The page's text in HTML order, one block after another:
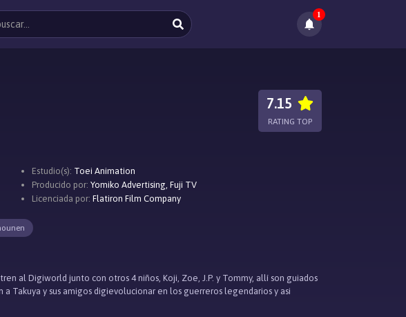
1
7.15
RATING TOP
Estudio(s): Toei Animation
Producido por: Yomiko Advertising, Fuji TV
Licenciada por: Flatiron Film Company
al Digiworld junto con otros 4 niños, Koji, Zoe, J.P. y Tommy, allí son guiados
Takuya y sus amigos digievolucionar en los guerreros legendarios y asi